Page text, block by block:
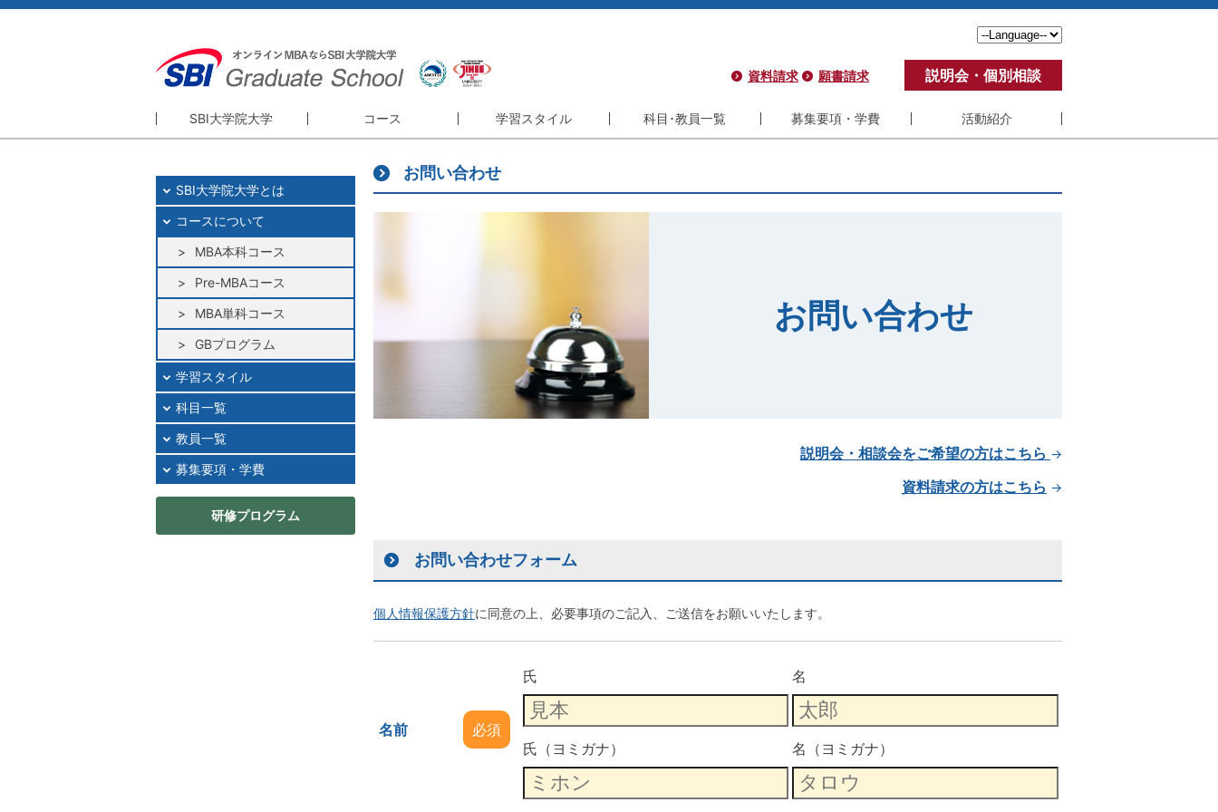
資料請求 願書請求 説明会・個別相談
SBI大学院大学 コース 学習スタイル 科目･教員一覧 募集要項・学費 活動紹介
精神・理念
理事長・学長挨拶
大学院概要
MBA本科コース
フレキシブル
科目一覧
学費
学生の声
紀要
お問い合わせ
お問い合わせ
説明会・相談会をご希望の方はこちら →
資料請求の方はこちら →
お問い合わせフォーム
個人情報保護方針に同意の上、必要事項のご記入、ご送信をお願いいたします。
名前 必須
氏 名
氏（ヨミガナ） 名（ヨミガナ）
SBI大学院大学とは
コースについて
MBA本科コース
Pre-MBAコース
MBA単科コース
GBプログラム
学習スタイル
科目一覧
教員一覧
募集要項・学費
研修プログラム